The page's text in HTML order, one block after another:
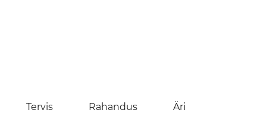
Tervis Rahandus Äri